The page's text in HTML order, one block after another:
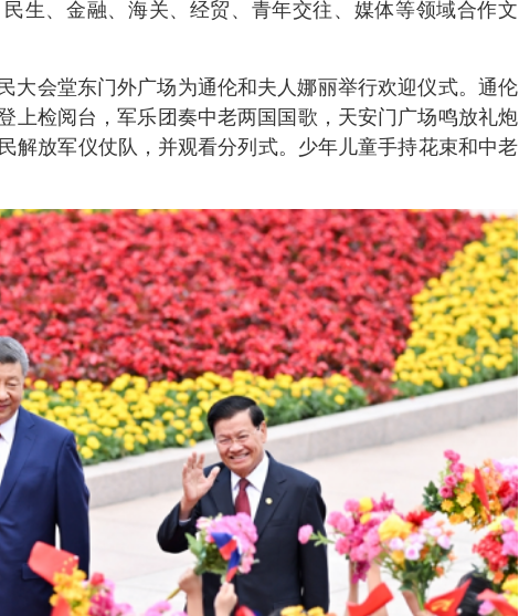
生、金融、海关、经贸、青年交往、媒体等领域合作文
大会堂东门外广场为通伦和夫人娜丽举行欢迎仪式。通伦
上检阅台，军乐团奏中老两国国歌，天安门广场鸣放礼炮
解放军仪仗队，并观看分列式。少年儿童手持花束和中老